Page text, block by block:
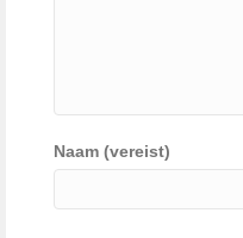
Naam (vereist)